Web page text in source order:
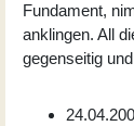
Fundament,
anklingen. All
gegenseitig